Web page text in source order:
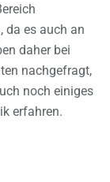
da es auch an
daher bei
nachgefragt,
noch einiges
erfahren.